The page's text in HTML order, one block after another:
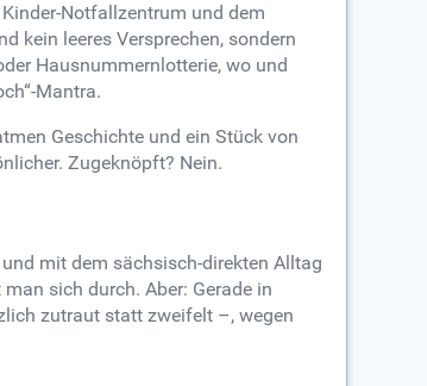
Notfallzentrum und dem
kein leeres Versprechen, sondern
Hausnummernlotterie, wo und
Mantra.
Geschichte und ein Stück von
Zugeknöpft? Nein.
mit dem sächsisch-direkten Alltag
sich durch. Aber: Gerade in
zutraut statt zweifelt –, wegen